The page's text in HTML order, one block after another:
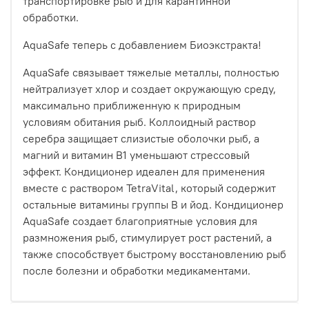
обработки.
AquaSafe теперь с добавлением Биоэкстракта!
AquaSafe связывает тяжелые металлы, полностью
нейтрализует хлор и создает окружающую среду,
максимально приближенную к природным
условиям обитания рыб. Коллоидный раствор
серебра защищает слизистые оболочки рыб, а
магний и витамин В1 уменьшают стрессовый
эффект. Кондиционер идеален для применения
вместе с раствором TetraVital, который содержит
остальные витамины группы В и йод. Кондиционер
AquaSafe создает благоприятные условия для
размножения рыб, стимулирует рост растений, а
также способствует быстрому восстановлению рыб
после болезни и обработки медикаментами.